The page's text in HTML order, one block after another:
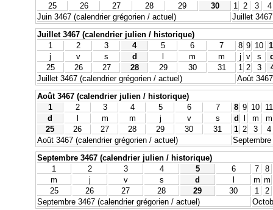
25
26 27 28 29 30 1 2 3
4
Juin 3467 (calendrier grégorien / actuel)
Juillet
Juillet 3467 (calendrier julien / historique)
1
2 3 4 5 6 7 8 9 10
j
v s d m m j v s
25
26 27 28 29 30 31 1 2 3
Juillet 3467 (calendrier grégorien / actuel)
Août
Août 3467 (calendrier julien / historique)
1
2 3 4 5 6 7 8 9 10
11
d
m m j v s d m
m
25
26 27 28 29 30 31 1 2 3
4
Août 3467 (calendrier grégorien / actuel)
Septembre 3467 (calendrier julien / historique)
1
2 3 4 5 6 7
8
m
j v s d m m
25
26 27 28 29 30 1
2
Septembre 3467 (calendrier grégorien / actuel)